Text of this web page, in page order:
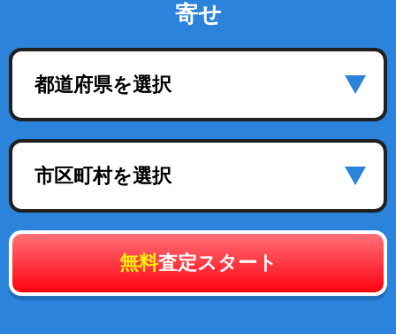
寄せ
都道府県を選択
市区町村を選択
無料査定スタート